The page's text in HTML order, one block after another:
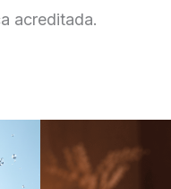
acreditada.